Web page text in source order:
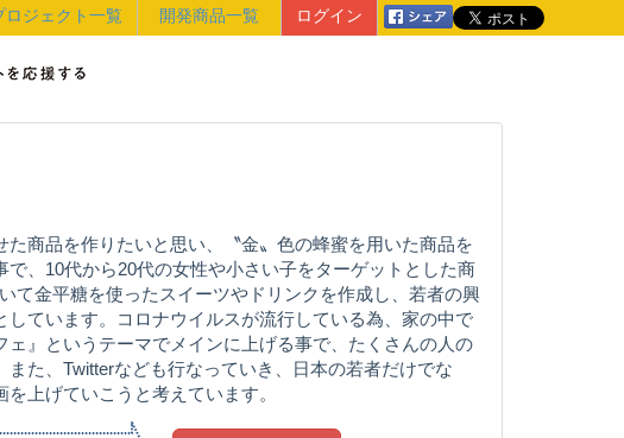
ログイン
開発商品一覧
ロジェクト一覧
商品を作りたいと思い、〝金〟色の蜂蜜を用いた商品を
、10代から20代の女性や小さい子をターゲットとした商
て金平糖を使ったスイーツやドリンクを作成し、若者の興
ています。コロナウイルスが流行している為、家の中で
』というテーマでメインに上げる事で、たくさんの人の
た、Twitterなども行なっていき、日本の若者だけでな
上げていこうと考えています。